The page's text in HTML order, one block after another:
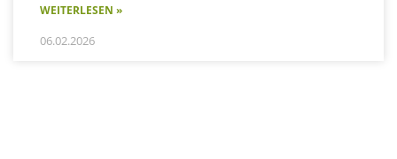
WEITERLESEN »
06.02.2026